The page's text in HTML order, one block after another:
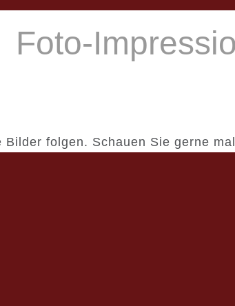
Foto-
Bilder folgen. Schauen Sie gerne